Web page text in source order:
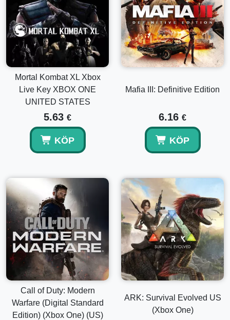
Mortal Kombat XL Xbox
Live Key XBOX ONE
UNITED STATES
5.63 €
KÖP
Mafia III: Definitive Edition
6.16 €
KÖP
Call of Duty: Modern
Warfare (Digital Standard
Edition) (Xbox One) (US)
ARK: Survival Evolved US
(Xbox One)